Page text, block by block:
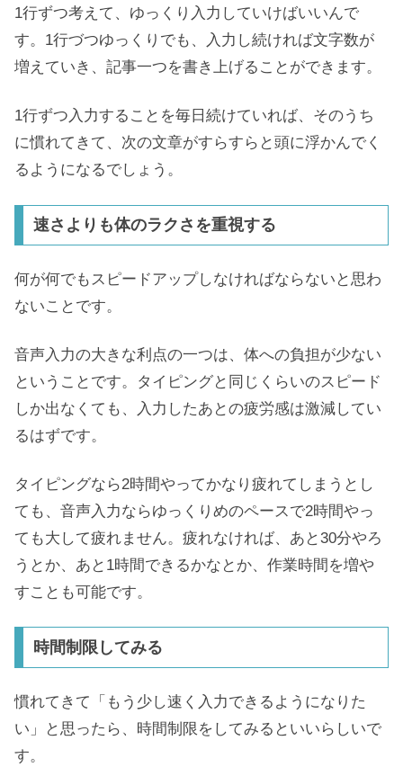
1行ずつ考えて、ゆっくり入力していけばいいんで
す。1行づつゆっくりでも、入力し続ければ文字数が
増えていき、記事一つを書き上げることができます。
1行ずつ入力することを毎日続けていれば、そのうち
に慣れてきて、次の文章がすらすらと頭に浮かんでく
るようになるでしょう。
速さよりも体のラクさを重視する
何が何でもスピードアップしなければならないと思わ
ないことです。
音声入力の大きな利点の一つは、体への負担が少ない
ということです。タイピングと同じくらいのスピード
しか出なくても、入力したあとの疲労感は激減してい
るはずです。
タイピングなら2時間やってかなり疲れてしまうとし
ても、音声入力ならゆっくりめのペースで2時間やっ
ても大して疲れません。疲れなければ、あと30分やろ
うとか、あと1時間できるかなとか、作業時間を増や
すことも可能です。
時間制限してみる
慣れてきて「もう少し速く入力できるようになりた
い」と思ったら、時間制限をしてみるといいらしいで
す。